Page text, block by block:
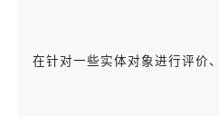
在针对一些实体对象进行评